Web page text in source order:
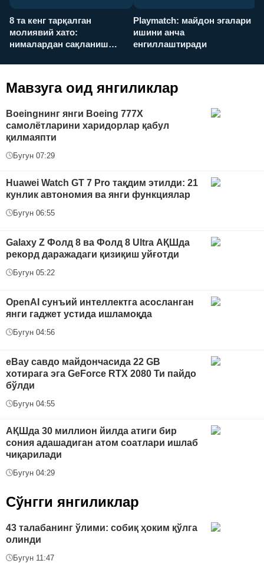
8 та кенг тарқалган
молиявий хато:
нималардан сақланиш
Playmatch: майдон эгалари
ишини анча
енгиллаштиради
Мавзуга оид янгиликлар
Boeingнинг янги Boeing 777X
самолётларини харидорлар қабул
қилмаяпти
Бугун 07:29
Huawei Watch GT 7 Pro тақдим этилди: 21
кунлик автономия ва янги функциялар
Бугун 06:55
Galaxy Z Фолд 8 ва Фолд 8 Ultra АҚШда
рекорд даражадаги қизиқиш уйғотди
Бугун 05:22
OpenAI сунъий интеллектга асосланган
янги гаджет устида ишламоқда
Бугун 04:56
eBay савдо майдончасида 22 GB
хотирага эга GeForce RTX 2080 Ти пайдо
бўлди
Бугун 04:55
АҚШда 30 миллион йилда атиги бир
сония адашадиган атом соатлари ишлаб
чиқарилади
Бугун 04:29
Сўнгги янгиликлар
43 талабанинг ўлими: собиқ ҳоким қўлга
олинди
Бугун 11:47